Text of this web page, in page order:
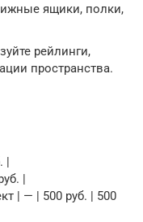
ящики, полки,
рейлинги,
пространства.
|
|
| — | 500 руб. | 500